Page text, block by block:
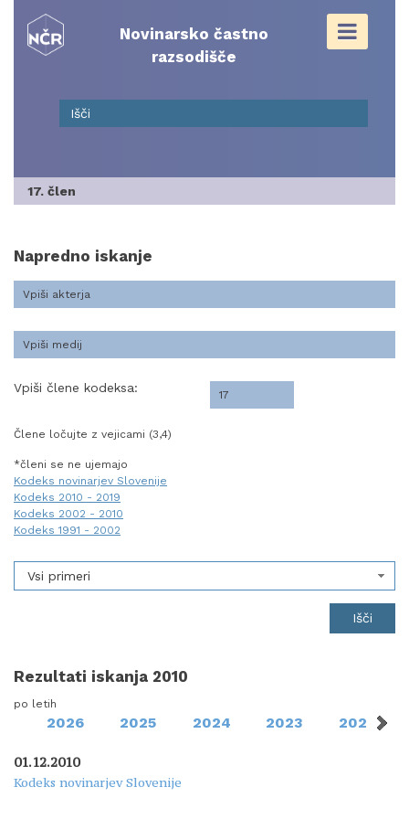
content
Novinarsko častno
razsodišče
17. člen
Napredno iskanje
Vpiši člene kodeksa:
Člene ločujte z vejicami (3,4)
*členi se ne ujemajo
Kodeks novinarjev Slovenije
Kodeks 2010 - 2019
Kodeks 2002 - 2010
Kodeks 1991 - 2002
Vsi primeri
Rezultati iskanja 2010
po letih
2026 2025 2024 2023 2022
01.12.2010
Kodeks novinarjev Slovenije